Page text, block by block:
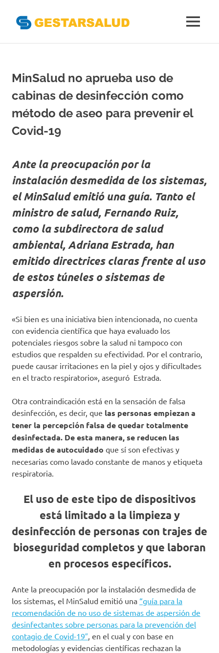
contenido
del
Aseguramiento
de
la
MENÚ
MinSalud no aprueba uso de
cabinas de desinfección como
método de aseo para prevenir el
Covid-19
Ante la preocupación por la
instalación desmedida de los sistemas,
el MinSalud emitió una guía. Tanto el
ministro de salud, Fernando Ruiz,
como la subdirectora de salud
ambiental, Adriana Estrada, han
emitido directrices claras frente al uso
de estos túneles o sistemas de
aspersión.
«Si bien es una iniciativa bien intencionada, no cuenta
con evidencia científica que haya evaluado los
potenciales riesgos sobre la salud ni tampoco con
estudios que respalden su efectividad. Por el contrario,
puede causar irritaciones en la piel y ojos y dificultades
en el tracto respiratorio», aseguró Estrada.
Otra contraindicación está en la sensación de falsa
desinfección, es decir, que las personas empiezan a
tener la percepción falsa de quedar totalmente
desinfectada. De esta manera, se reducen las
medidas de autocuidado que sí son efectivas y
necesarias como lavado constante de manos y etiqueta
respiratoria.
El uso de este tipo de dispositivos
está limitado a la limpieza y
desinfección de personas con trajes de
bioseguridad completos y que laboran
en procesos específicos.
Ante la preocupación por la instalación desmedida de
los sistemas, el MinSalud emitió una “guía para la
recomendación de no uso de sistemas de aspersión de
desinfectantes sobre personas para la prevención del
contagio de Covid-19″, en el cual y con base en
metodologías y evidencias científicas rechazan la